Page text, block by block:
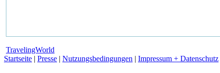
TravelingWorld
Startseite | Presse | Nutzungsbedingungen | Impressum + Datenschutz